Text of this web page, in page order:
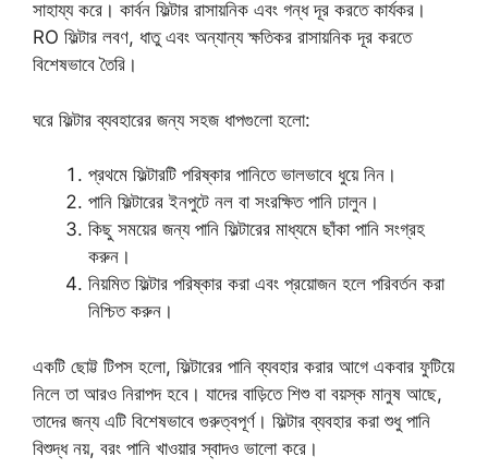
সাহায্য করে। কার্বন ফিল্টার রাসায়নিক এবং গন্ধ দূর করতে কার্যকর।
RO ফিল্টার লবণ, ধাতু এবং অন্যান্য ক্ষতিকর রাসায়নিক দূর করতে
বিশেষভাবে তৈরি।
ঘরে ফিল্টার ব্যবহারের জন্য সহজ ধাপগুলো হলো:
প্রথমে ফিল্টারটি পরিষ্কার পানিতে ভালভাবে ধুয়ে নিন।
পানি ফিল্টারের ইনপুটে নল বা সংরক্ষিত পানি ঢালুন।
কিছু সময়ের জন্য পানি ফিল্টারের মাধ্যমে ছাঁকা পানি সংগ্রহ
করুন।
নিয়মিত ফিল্টার পরিষ্কার করা এবং প্রয়োজন হলে পরিবর্তন করা
নিশ্চিত করুন।
একটি ছোট্ট টিপস হলো, ফিল্টারের পানি ব্যবহার করার আগে একবার ফুটিয়ে
নিলে তা আরও নিরাপদ হবে। যাদের বাড়িতে শিশু বা বয়স্ক মানুষ আছে,
তাদের জন্য এটি বিশেষভাবে গুরুত্বপূর্ণ। ফিল্টার ব্যবহার করা শুধু পানি
বিশুদ্ধ নয়, বরং পানি খাওয়ার স্বাদও ভালো করে।